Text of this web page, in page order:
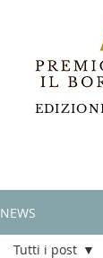
NEWS
Tutti i post